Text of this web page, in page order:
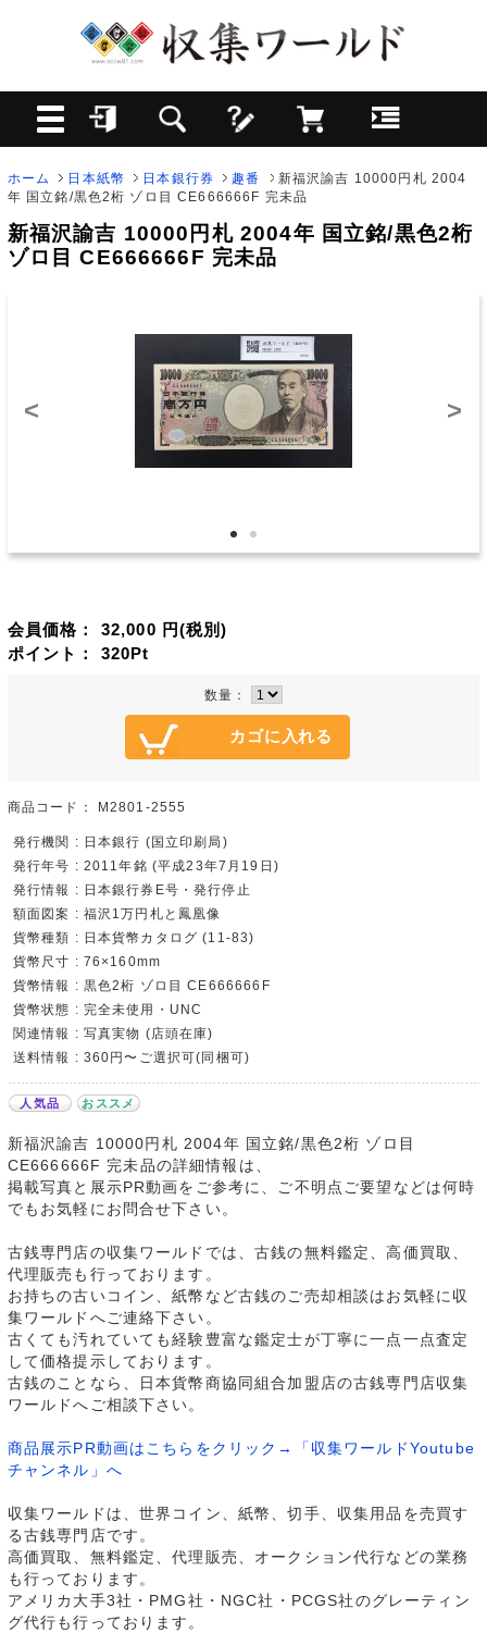
ホーム 日本紙幣 日本銀行券 趣番
新福沢諭吉 10000円札 2004
年 国立銘/黒色2桁 ゾロ目 CE666666F 完未品
新福沢諭吉 10000円札 2004年 国立銘/黒色2桁
ゾロ目 CE666666F 完未品
< >
会員価格： 32,000 円(税別)
ポイント： 320Pt
数量：
商品コード： M2801-2555
発行機関 : 日本銀行 (国立印刷局)
発行年号 : 2011年銘 (平成23年7月19日)
発行情報 : 日本銀行券E号・発行停止
額面図案 : 福沢1万円札と鳳凰像
貨幣種類 : 日本貨幣カタログ (11-83)
貨幣尺寸 : 76×160mm
貨幣情報 : 黒色2桁 ゾロ目 CE666666F
貨幣状態 : 完全未使用・UNC
関連情報 : 写真実物 (店頭在庫)
送料情報 : 360円〜ご選択可(同梱可)
人気品 おススメ
新福沢諭吉 10000円札 2004年 国立銘/黒色2桁 ゾロ目
CE666666F 完未品の詳細情報は、
掲載写真と展示PR動画をご参考に、ご不明点ご要望などは何時
でもお気軽にお問合せ下さい。
古銭専門店の収集ワールドでは、古銭の無料鑑定、高価買取、
代理販売も行っております。
お持ちの古いコイン、紙幣など古銭のご売却相談はお気軽に収
集ワールドへご連絡下さい。
古くても汚れていても経験豊富な鑑定士が丁寧に一点一点査定
して価格提示しております。
古銭のことなら、日本貨幣商協同組合加盟店の古銭専門店収集
ワールドへご相談下さい。
商品展示PR動画はこちらをクリック→「収集ワールドYoutube
チャンネル」へ
収集ワールドは、世界コイン、紙幣、切手、収集用品を売買す
る古銭専門店です。
高価買取、無料鑑定、代理販売、オークション代行などの業務
も行っております。
アメリカ大手3社・PMG社・NGC社・PCGS社のグレーティン
グ代行も行っております。